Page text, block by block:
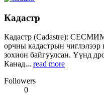
Кадастр
Кадастр (Cadastre):
орчны кадастрын чиглэлээр
зохион байгуулсан. Үүнд
Канад... read more
Followers
0